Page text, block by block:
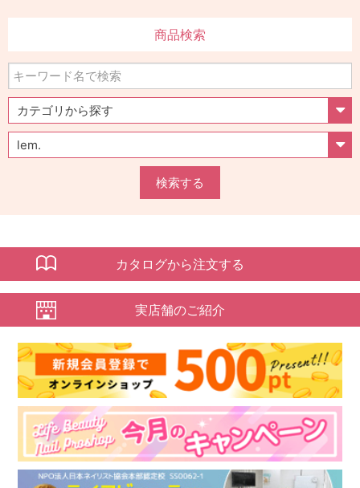
商品検索
検索する
カタログから注文する
実店舗のご紹介